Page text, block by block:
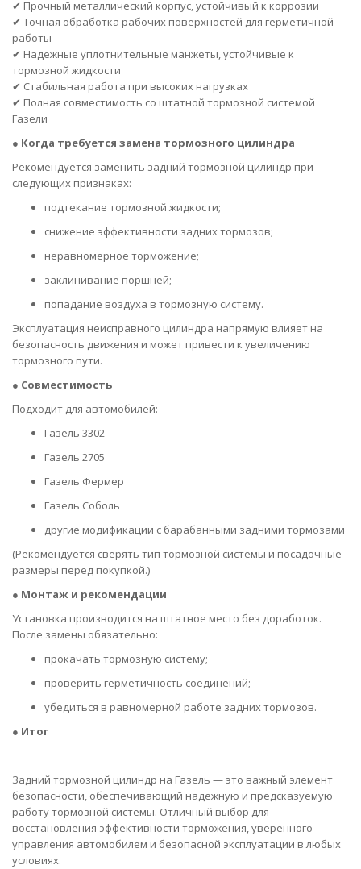
✔ Прочный металлический корпус, устойчивый к коррозии
✔ Точная обработка рабочих поверхностей для герметичной
работы
✔ Надежные уплотнительные манжеты, устойчивые к
тормозной жидкости
✔ Стабильная работа при высоких нагрузках
✔ Полная совместимость со штатной тормозной системой
Газели
● Когда требуется замена тормозного цилиндра
Рекомендуется заменить задний тормозной цилиндр при
следующих признаках:
подтекание тормозной жидкости;
снижение эффективности задних тормозов;
неравномерное торможение;
заклинивание поршней;
попадание воздуха в тормозную систему.
Эксплуатация неисправного цилиндра напрямую влияет на
безопасность движения и может привести к увеличению
тормозного пути.
● Совместимость
Подходит для автомобилей:
Газель 3302
Газель 2705
Газель Фермер
Газель Соболь
другие модификации с барабанными задними тормозами
(Рекомендуется сверять тип тормозной системы и посадочные
размеры перед покупкой.)
● Монтаж и рекомендации
Установка производится на штатное место без доработок.
После замены обязательно:
прокачать тормозную систему;
проверить герметичность соединений;
убедиться в равномерной работе задних тормозов.
● Итог
Задний тормозной цилиндр на Газель — это важный элемент
безопасности, обеспечивающий надежную и предсказуемую
работу тормозной системы. Отличный выбор для
восстановления эффективности торможения, уверенного
управления автомобилем и безопасной эксплуатации в любых
условиях.